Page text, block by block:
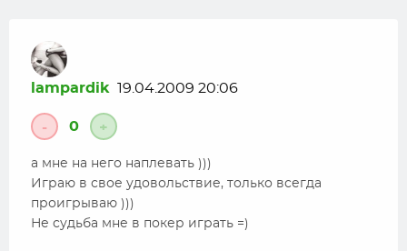
lampardik 19.04.2009 20:06
- 0 +
а мне на него наплевать )))
Играю в свое удовольствие, только всегда
проигрываю )))
Не судьба мне в покер играть =)